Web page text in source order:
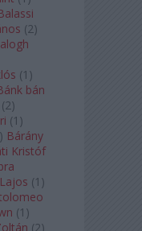
(2)
(1 )
bán
(2)
(1 )
) Bárány
Kristóf
(1 )
(1 )
(2)